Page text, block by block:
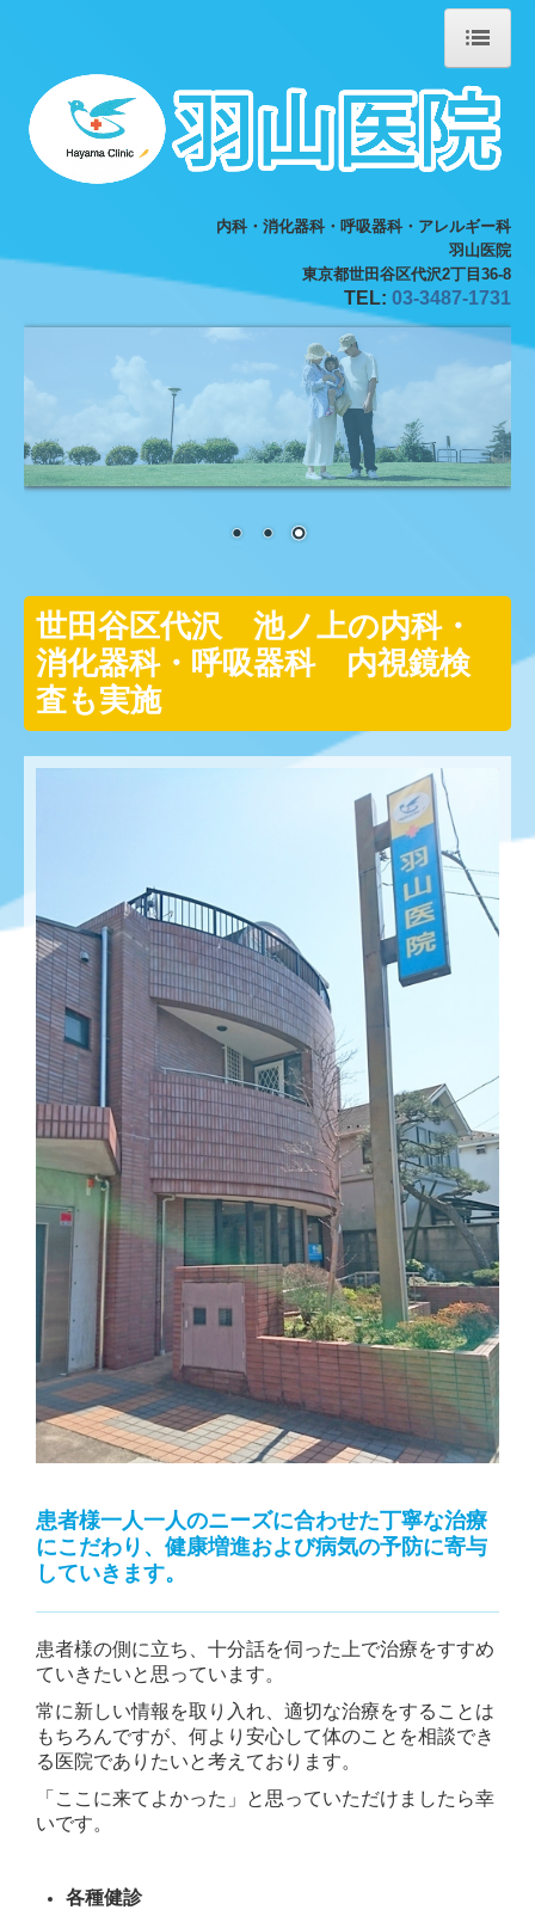
ホーム
院長紹介
内科・消化器科・呼吸器科・アレルギー科
羽山医院
東京都世田谷区代沢2丁目36-8
TEL: 03-3487-1731
世田谷区代沢 池ノ上の内科・
消化器科・呼吸器科 内視鏡検
査も実施
患者様一人一人のニーズに合わせた丁寧な治療
にこだわり、健康増進および病気の予防に寄与
していきます。
患者様の側に立ち、十分話を伺った上で治療をすすめ
ていきたいと思っています。
常に新しい情報を取り入れ、適切な治療をすることは
もちろんですが、何より安心して体のことを相談でき
る医院でありたいと考えております。
「ここに来てよかった」と思っていただけましたら幸
いです。
各種健診